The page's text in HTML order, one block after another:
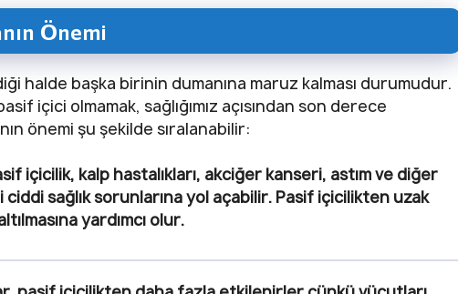
Önemi
halde başka birinin dumanına maruz kalması durumudur.
içici olmamak, sağlığımız açısından son derece
önemi şu şekilde sıralanabilir:
içicilik, kalp hastalıkları, akciğer kanseri, astım ve diğer
ciddi sağlık sorunlarına yol açabilir. Pasif içicilikten uzak
yardımcı olur.